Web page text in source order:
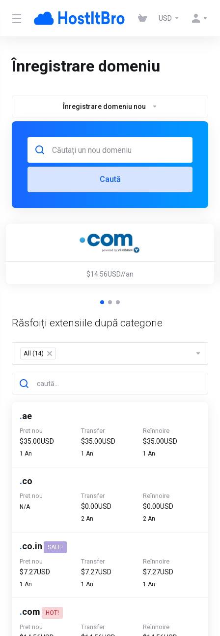
USD
Înregistrare domeniu
Înregistrare domeniu nou
Caută
$14.56USD//an
Răsfoiți extensiile după categorie
All (14) ×
.ae
Pret nou
$35.00USD
1 An
Transfer
$35.00USD
1 An
Reînnoire
$35.00USD
1 An
.co
Pret nou
N/A
Transfer
$0.00USD
2 An
Reînnoire
$0.00USD
2 An
.co.in SALE!
Pret nou
$7.27USD
1 An
Transfer
$7.27USD
1 An
Reînnoire
$7.27USD
1 An
.com HOT!
Pret nou Transfer Reînnoire